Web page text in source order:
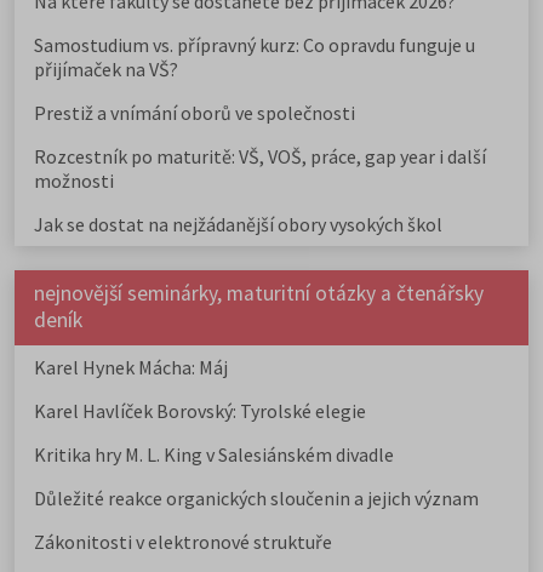
Samostudium vs. přípravný kurz: Co opravdu funguje u
přijímaček na VŠ?
Prestiž a vnímání oborů ve společnosti
Rozcestník po maturitě: VŠ, VOŠ, práce, gap year i další
možnosti
Jak se dostat na nejžádanější obory vysokých škol
nejnovější seminárky, maturitní otázky a čtenářsky
deník
Karel Hynek Mácha: Máj
Karel Havlíček Borovský: Tyrolské elegie
Kritika hry M. L. King v Salesiánském divadle
Důležité reakce organických sloučenin a jejich význam
Zákonitosti v elektronové struktuře